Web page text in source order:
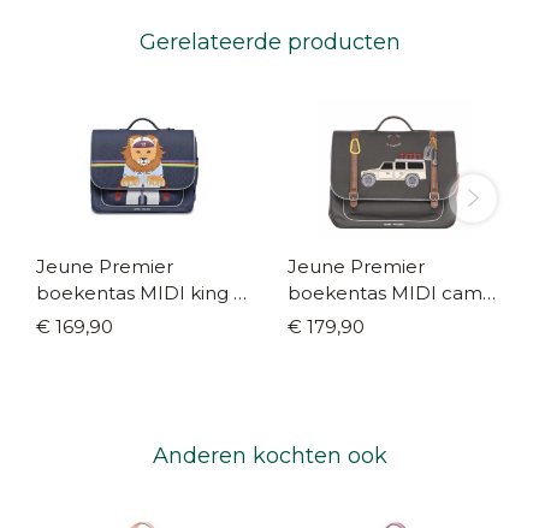
Gerelateerde producten
Jeune Premier
boekentas MIDI king of
the cobbles
€ 169,90
Jeune Premier
boekentas MIDI camp
life
€ 179,90
Anderen kochten ook